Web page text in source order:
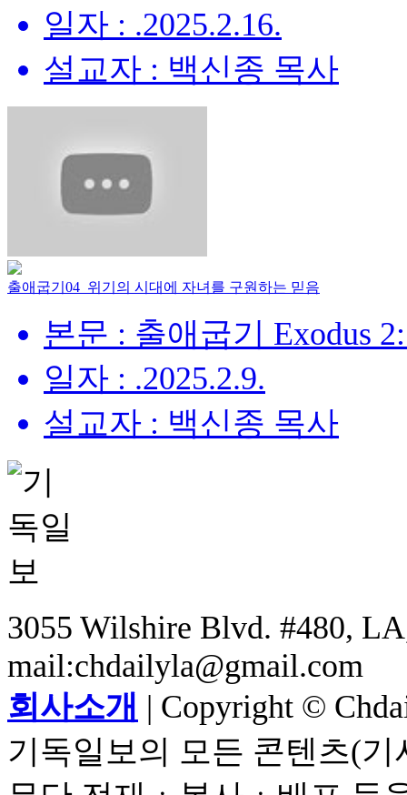
일자 : .2025.2.16.
설교자 : 백신종 목사
출애굽기04_위기의 시대에 자녀를 구원하는 믿음
본문 : 출애굽기 Exodus
일자 : .2025.2.9.
설교자 : 백신종 목사
3055 Wilshire Blvd. #480,
mail:chdailyla@gmail.com
회사소개 | Copyright ©
기독일보의 모든 콘텐츠(